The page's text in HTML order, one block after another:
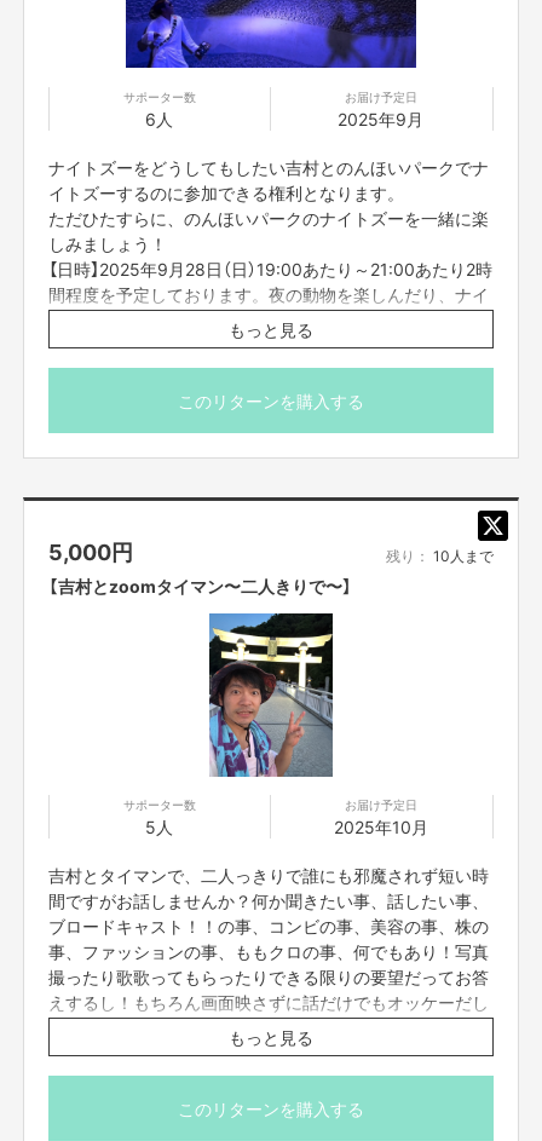
サポーター数
6人
お届け予定日
2025年9月
ナイトズーをどうしてもしたい吉村とのんほいパークでナ
イトズーするのに参加できる権利となります。
ただひたすらに、のんほいパークのナイトズーを一緒に楽
しみましょう！
【日時】2025年9月28日（日）19:00あたり～21:00あたり2時
間程度を予定しております。夜の動物を楽しんだり、ナイ
トミュージアムで探検したり、ナイトジャングルで映えた
り、夜の屋台で食べまくったり、最高の夏の終わりをご一
緒に！盛り上がりによっては時間延長も！？現地集合現地
ってのご注意事項】を必ずご一読ください。
* 参加方法、場所など、別途FANY Crowdfundingのメッセ
ージ機能にて前日までにご案内させていただきます。
* 参加費はご支援額に含まれております。
もっと見る
このリターンを購入する
5,000円 残り： 10人まで
【吉村とzoomタイマン〜二人きりで〜】
サポーター数
5人
お届け予定日
2025年10月
吉村とタイマンで、二人っきりで誰にも邪魔されず短い時
間ですがお話しませんか？何か聞きたい事、話したい事、
ブロードキャスト！！の事、コンビの事、美容の事、株の
事、ファッションの事、ももクロの事、何でもあり！写真
撮ったり歌歌ってもらったりできる限りの要望だってお答
えするし！もちろん画面映さずに話だけでもオッケーだし
全てオールオッケー！何でも受け止める気満々ですので是
非ご参加下さい〜！とにかく吉村を独り占めにして下さ
い！
もっと見る
このリターンを購入する